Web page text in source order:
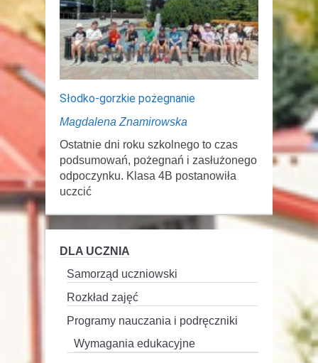
Słodko-gorzkie pożegnanie
Magdalena Znamirowska
Ostatnie dni roku szkolnego to czas
podsumowań, pożegnań i zasłużonego
odpoczynku. Klasa 4B postanowiła
uczcić
DLA UCZNIA
Samorząd uczniowski
Rozkład zajęć
Programy nauczania i podręczniki
Wymagania edukacyjne